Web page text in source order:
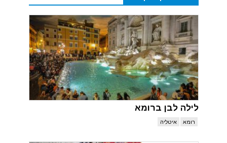
לילה לבן ברומא
רומא איטליה